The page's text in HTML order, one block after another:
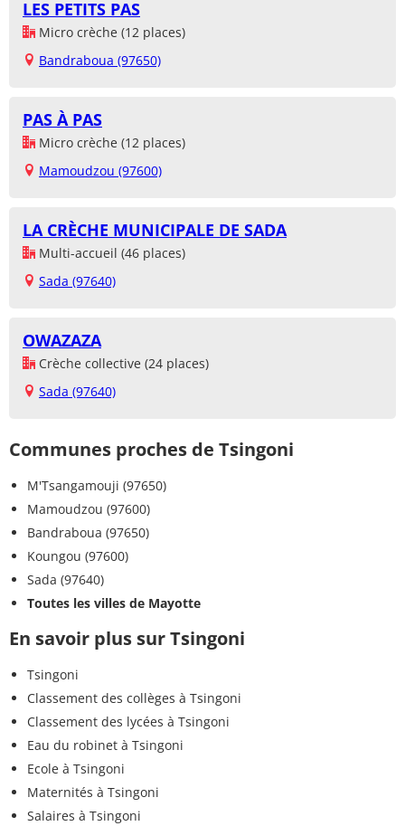
LES PETITS PAS
Micro crèche (12 places)
Bandraboua (97650)
PAS À PAS
Micro crèche (12 places)
Mamoudzou (97600)
LA CRÈCHE MUNICIPALE DE SADA
Multi-accueil (46 places)
Sada (97640)
OWAZAZA
Crèche collective (24 places)
Sada (97640)
Communes proches de Tsingoni
M'Tsangamouji (97650)
Mamoudzou (97600)
Bandraboua (97650)
Koungou (97600)
Sada (97640)
Toutes les villes de Mayotte
En savoir plus sur Tsingoni
Tsingoni
Classement des collèges à Tsingoni
Classement des lycées à Tsingoni
Eau du robinet à Tsingoni
Ecole à Tsingoni
Maternités à Tsingoni
Salaires à Tsingoni